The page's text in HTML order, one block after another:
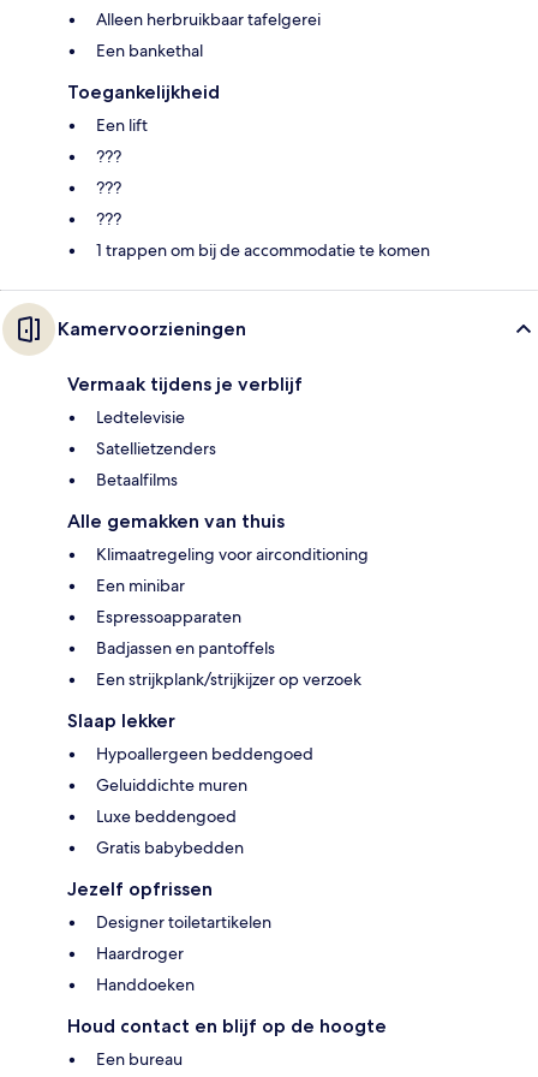
Alleen herbruikbaar tafelgerei
Een bankethal
Toegankelijkheid
Een lift
???
???
???
1 trappen om bij de accommodatie te komen
Kamervoorzieningen
Vermaak tijdens je verblijf
Ledtelevisie
Satellietzenders
Betaalfilms
Alle gemakken van thuis
Klimaatregeling voor airconditioning
Een minibar
Espressoapparaten
Badjassen en pantoffels
Een strijkplank/strijkijzer op verzoek
Slaap lekker
Hypoallergeen beddengoed
Geluiddichte muren
Luxe beddengoed
Gratis babybedden
Jezelf opfrissen
Designer toiletartikelen
Haardroger
Handdoeken
Houd contact en blijf op de hoogte
Een bureau